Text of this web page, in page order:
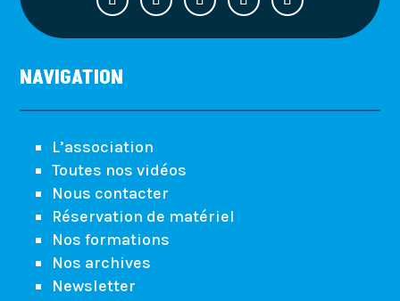
NAVIGATION
L’association
Toutes nos vidéos
Nous contacter
Réservation de matériel
Nos formations
Nos archives
Newsletter